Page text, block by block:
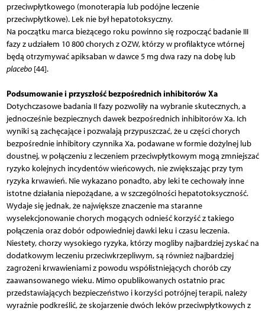
przeciwpłytkowego (monoterapia lub podójne leczenie
przeciwpłytkowe). Lek nie był hepatotoksyczny.
Na początku marca bieżącego roku powinno się rozpocząć badanie III
fazy z udziałem 10 800 chorych z OZW, którzy w profilaktyce wtórnej
będą otrzymywać apiksaban w dawce 5 mg dwa razy na dobę lub
placebo[44].
Podsumowanie i przyszłość bezpośrednich inhibitorów Xa
Dotychczasowe badania II fazy pozwoliły na wybranie skutecznych, a
jednocześnie bezpiecznych dawek bezpośrednich inhibitorów Xa. Ich
wyniki są zachęcające i pozwalają przypuszczać, że u części chorych
bezpośrednie inhibitory czynnika Xa, podawane w formie dożylnej lub
doustnej, w połączeniu z leczeniem przeciwpłytkowym mogą zmniejszać
ryzyko kolejnych incydentów wieńcowych, nie zwiększając przy tym
ryzyka krwawień. Nie wykazano ponadto, aby leki te cechowały inne
istotne działania niepożądane, a w szczególności hepatotoksyczność.
Wydaje się jednak, że największe znaczenie ma staranne
wyselekcjonowanie chorych mogących odnieść korzyść z takiego
połączenia oraz dobór odpowiedniej dawki leku i czasu leczenia.
Niestety, chorzy wysokiego ryzyka, którzy mogliby najbardziej zyskać na
dodatkowym leczeniu przeciwkrzepliwym, są również najbardziej
zagrożeni krwawieniami z powodu współistniejących chorób czy
zaawansowanego wieku. Mimo opublikowanych ostatnio prac
przedstawiających bezpieczeństwo i korzyści potrójnej terapii, należy
wyraźnie podkreślić, że skojarzenie dwóch leków przeciwpłytkowych z